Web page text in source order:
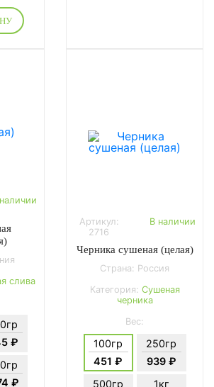
слива
₽
₽
Артикул:
2716
В наличии
Черника сушеная (целая)
Страна: Россия
Категория: Сушеная
черника
Вес:
100гр
451 ₽
250гр
939 ₽
500гр
1кг